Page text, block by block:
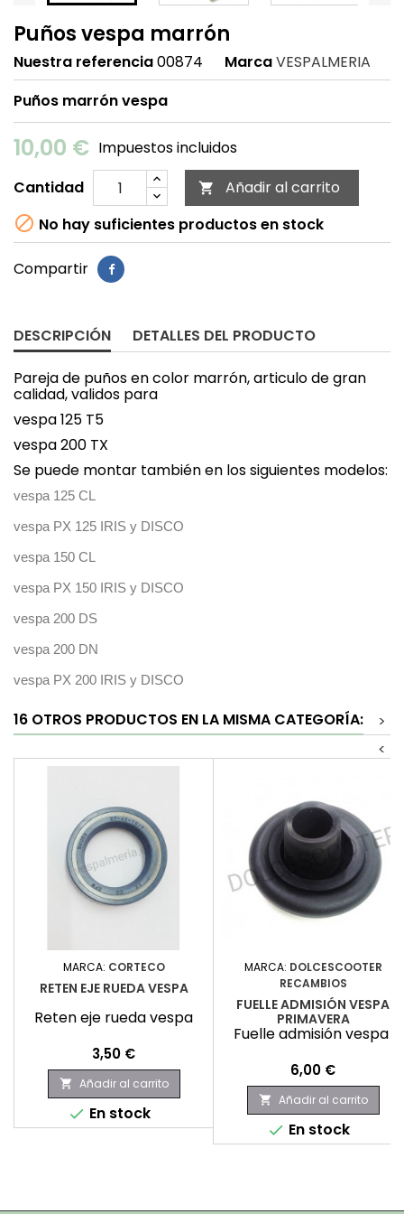
Puños vespa marrón
Nuestra referencia00874 MarcaVESPALMERIA
Puños marrón vespa
10,00 € Impuestos incluidos
Cantidad
 Añadir al carrito
 No hay suficientes productos en stock
Compartir
DESCRIPCIÓN DETALLES DEL PRODUCTO
Pareja de puños en color marrón, articulo de gran
calidad, validos para
vespa 125 T5
vespa 200 TX
Se puede montar también en los siguientes modelos:
vespa 125 CL
vespa PX 125 IRIS y DISCO
vespa 150 CL
vespa PX 150 IRIS y DISCO
vespa 200 DS
vespa 200 DN
vespa PX 200 IRIS y DISCO
16 OTROS PRODUCTOS EN LA MISMA CATEGORÍA:
>
<
MARCA: CORTECO
RETEN EJE RUEDA VESPA
Reten eje rueda vespa
Precio
3,50 €
 Añadir al carrito
 En stock
MARCA: DOLCESCOOTER
RECAMBIOS
FUELLE ADMISIÓN VESPA
PRIMAVERA
Fuelle admisión vespa
Precio
6,00 €
 Añadir al carrito
 En stock